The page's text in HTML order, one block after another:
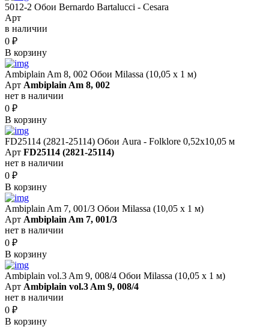
5012-2 Обои Bernardo Bartalucci - Cesara
Арт
в наличии
0 ₽
В корзину
Ambiplain Am 8, 002 Обои Milassa (10,05 х 1 м)
Арт Ambiplain Am 8, 002
нет в наличии
0 ₽
В корзину
FD25114 (2821-25114) Обои Aura - Folklore 0,52x10,05 м
Арт FD25114 (2821-25114)
нет в наличии
0 ₽
В корзину
Ambiplain Am 7, 001/3 Обои Milassa (10,05 х 1 м)
Арт Ambiplain Am 7, 001/3
нет в наличии
0 ₽
В корзину
Ambiplain vol.3 Am 9, 008/4 Обои Milassa (10,05 х 1 м)
Арт Ambiplain vol.3 Am 9, 008/4
нет в наличии
0 ₽
В корзину